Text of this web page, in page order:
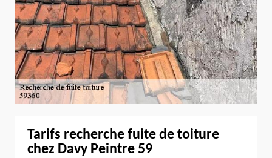
Tarifs recherche fuite de toiture
chez Davy Peintre 59